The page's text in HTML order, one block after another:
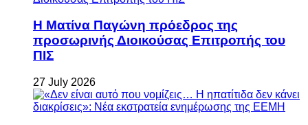
Η Ματίνα Παγώνη πρόεδρος της
προσωρινής Διοικούσας Επιτροπής του
ΠΙΣ
27 July 2026